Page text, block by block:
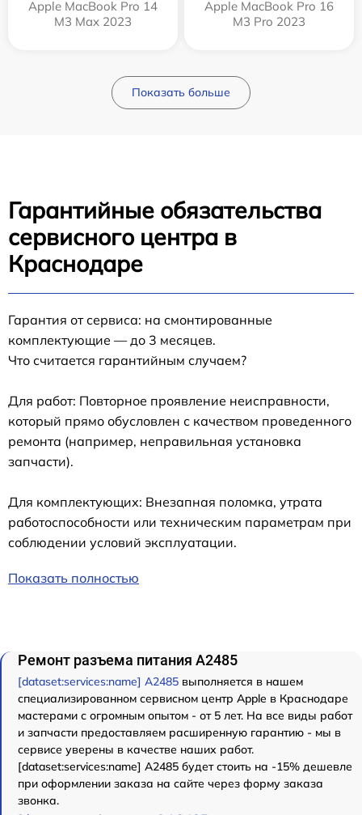
Apple MacBook Pro 14
M3 Max 2023
Apple MacBook Pro 16
M3 Pro 2023
Показать больше
Гарантийные обязательства
сервисного центра в
Краснодаре
Гарантия от сервиса: на смонтированные
комплектующие — до 3 месяцев.
Что считается гарантийным случаем?
Для работ: Повторное проявление неисправности,
который прямо обусловлен с качеством проведенного
ремонта (например, неправильная установка
запчасти).
Для комплектующих: Внезапная поломка, утрата
работоспособности или техническим параметрам при
соблюдении условий эксплуатации.
Показать полностью
Ремонт разъема питания A2485
[dataset:services:name] A2485 выполняется в нашем
специализированном сервисном центр Apple в Краснодаре
мастерами с огромным опытом - от 5 лет. На все виды работ
и запчасти предоставляем расширенную гарантию - мы в
сервисе уверены в качестве наших работ.
[dataset:services:name] A2485 будет стоить на -15% дешевле
при оформлении заказа на сайте через форму заказа
звонка.